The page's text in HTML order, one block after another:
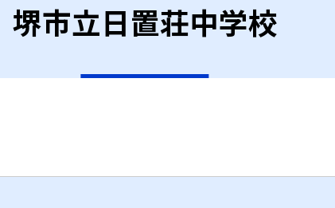
堺市立日置荘中学校